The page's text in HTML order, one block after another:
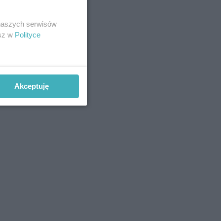
serwisów
w Polityce
Akceptuję